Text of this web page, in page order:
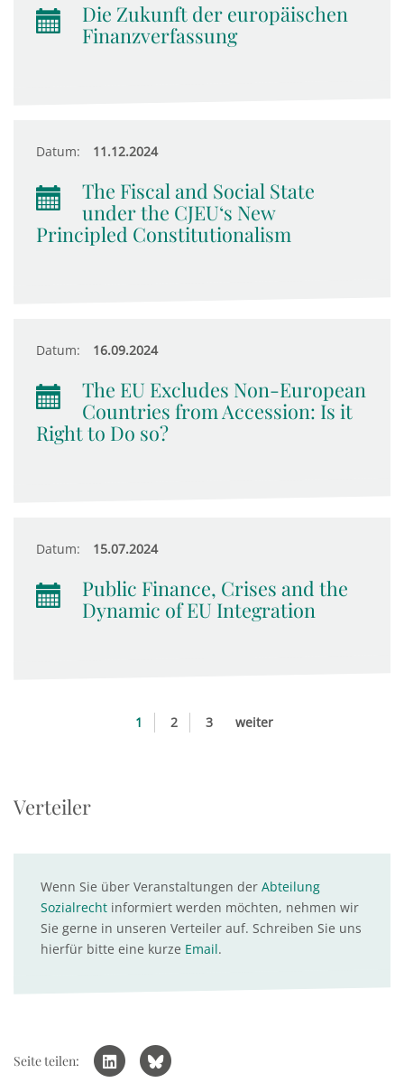
Die Zukunft der europäischen
Finanzverfassung
Datum: 11.12.2024
The Fiscal and Social State
under the CJEU‘s New
Principled Constitutionalism
Datum: 16.09.2024
The EU Excludes Non-European
Countries from Accession: Is it
Right to Do so?
Datum: 15.07.2024
Public Finance, Crises and the
Dynamic of EU Integration
1 2 3 weiter
Verteiler
Wenn Sie über Veranstaltungen der Abteilung
Sozialrecht informiert werden möchten, nehmen wir
Sie gerne in unseren Verteiler auf. Schreiben Sie uns
hierfür bitte eine kurze Email.
Seite teilen: